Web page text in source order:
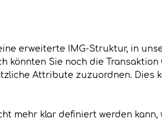
erweiterte IMG-Struktur, in
könnten Sie noch die Transaktion
Attribute zuzuordnen.
mehr klar definiert werden